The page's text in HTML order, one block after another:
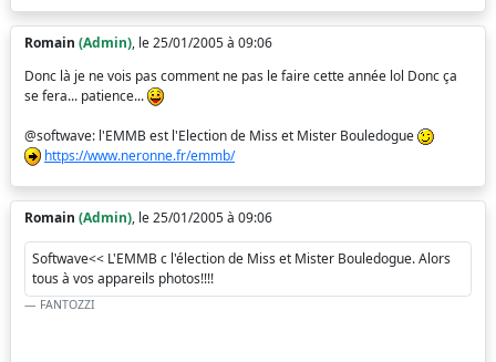
Romain (Admin), le 25/01/2005 à 09:06
Donc là je ne vois pas comment ne pas le faire cette année lol Donc ça
se fera... patience...
@softwave: l'EMMB est l'Election de Miss et Mister Bouledogue
https://www.neronne.fr/emmb/
Romain (Admin), le 25/01/2005 à 09:06
Softwave<< L'EMMB c l'élection de Miss et Mister Bouledogue. Alors
tous à vos appareils photos!!!!
FANTOZZI